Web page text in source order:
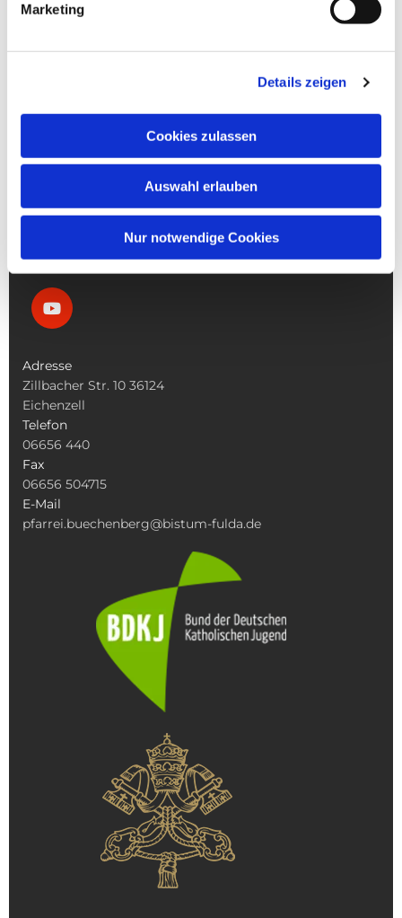
Marketing
Details zeigen
Cookies zulassen
Auswahl erlauben
Nur notwendige Cookies
Die Pfarrgemeinde
Die Bücherei
Was Tun Wenn
Adresse
Zillbacher Str. 10 36124
Eichenzell
Telefon
06656 440
Fax
06656 504715
E-Mail
pfarrei.buechenberg@bistum-fulda.de